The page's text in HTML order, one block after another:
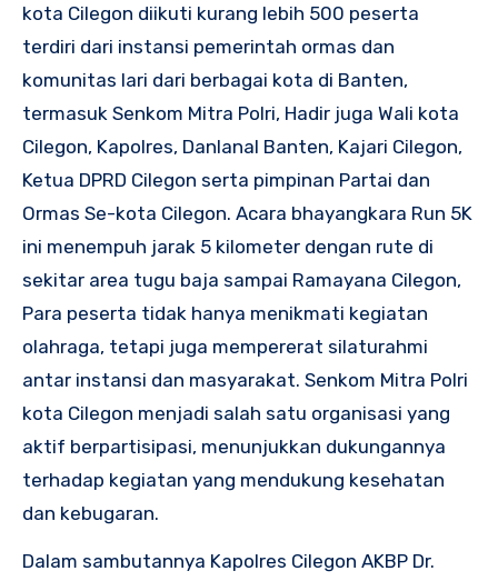
kota Cilegon diikuti kurang lebih 500 peserta
terdiri dari instansi pemerintah ormas dan
komunitas lari dari berbagai kota di Banten,
termasuk Senkom Mitra Polri, Hadir juga Wali kota
Cilegon, Kapolres, Danlanal Banten, Kajari Cilegon,
Ketua DPRD Cilegon serta pimpinan Partai dan
Ormas Se-kota Cilegon. Acara bhayangkara Run 5K
ini menempuh jarak 5 kilometer dengan rute di
sekitar area tugu baja sampai Ramayana Cilegon,
Para peserta tidak hanya menikmati kegiatan
olahraga, tetapi juga mempererat silaturahmi
antar instansi dan masyarakat. Senkom Mitra Polri
kota Cilegon menjadi salah satu organisasi yang
aktif berpartisipasi, menunjukkan dukungannya
terhadap kegiatan yang mendukung kesehatan
dan kebugaran.
Dalam sambutannya Kapolres Cilegon AKBP Dr.